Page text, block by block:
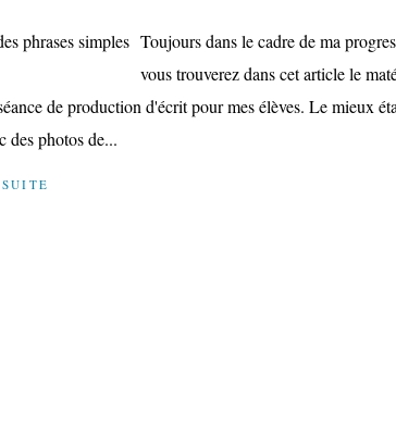
Toujours dans le cadre de ma
vous trouverez dans cet article le
de production d'écrit pour mes élèves. Le mieux
des photos de...